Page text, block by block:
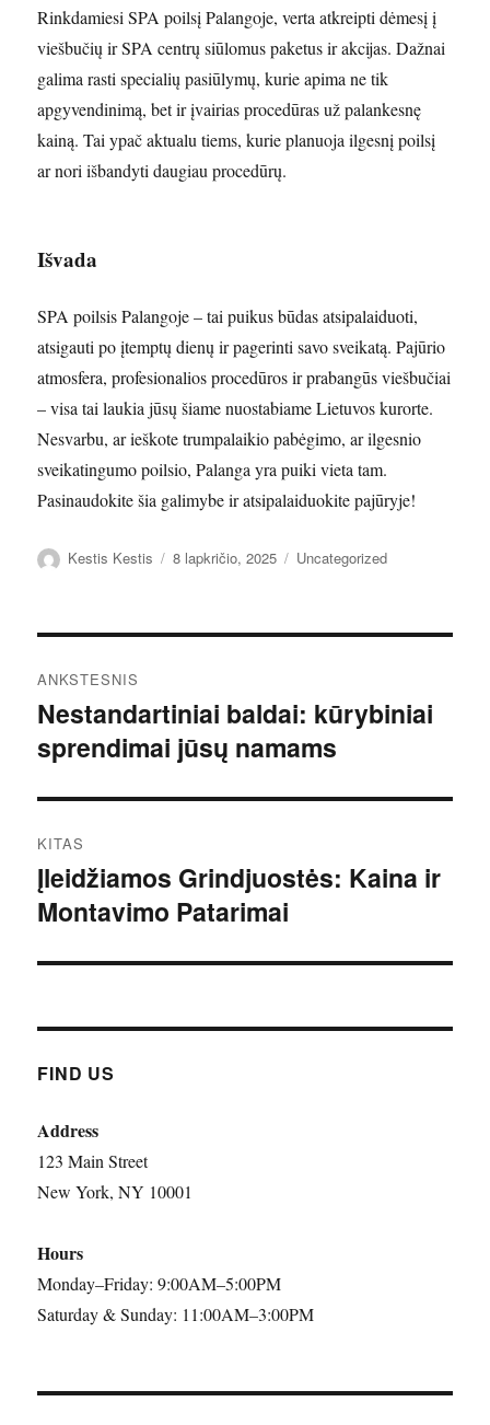
Rinkdamiesi SPA poilsį Palangoje, verta atkreipti dėmesį į
viešbučių ir SPA centrų siūlomus paketus ir akcijas. Dažnai
galima rasti specialių pasiūlymų, kurie apima ne tik
apgyvendinimą, bet ir įvairias procedūras už palankesnę
kainą. Tai ypač aktualu tiems, kurie planuoja ilgesnį poilsį
ar nori išbandyti daugiau procedūrų.
Išvada
SPA poilsis Palangoje – tai puikus būdas atsipalaiduoti,
atsigauti po įtemptų dienų ir pagerinti savo sveikatą. Pajūrio
atmosfera, profesionalios procedūros ir prabangūs viešbučiai
– visa tai laukia jūsų šiame nuostabiame Lietuvos kurorte.
Nesvarbu, ar ieškote trumpalaikio pabėgimo, ar ilgesnio
sveikatingumo poilsio, Palanga yra puiki vieta tam.
Pasinaudokite šia galimybe ir atsipalaiduokite pajūryje!
Autorius
Kestis Kestis Paskelbta
8 lapkričio, 2025 Kategorijos
Uncategorized
tarp
įrašų
ANKSTESNIS
Ankstesnis
įrašas:
Nestandartiniai baldai: kūrybiniai
sprendimai jūsų namams
KITAS
Kitas
įrašas:
Įleidžiamos Grindjuostės: Kaina ir
Montavimo Patarimai
FIND US
Address
123 Main Street
New York, NY 10001
Hours
Monday–Friday: 9:00AM–5:00PM
Saturday & Sunday: 11:00AM–3:00PM